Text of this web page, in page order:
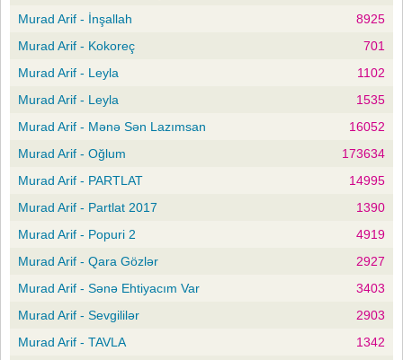
Murad Arif - İnşallah
8925
Murad Arif - Kokoreç
701
Murad Arif - Leyla
1102
Murad Arif - Leyla
1535
Murad Arif - Mənə Sən Lazımsan
16052
Murad Arif - Oğlum
173634
Murad Arif - PARTLAT
14995
Murad Arif - Partlat 2017
1390
Murad Arif - Popuri 2
4919
Murad Arif - Qara Gözlər
2927
Murad Arif - Sənə Ehtiyacım Var
3403
Murad Arif - Sevgililər
2903
Murad Arif - TAVLA
1342